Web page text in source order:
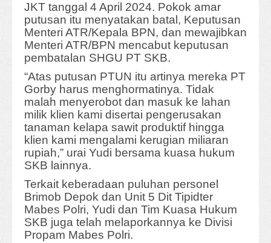
JKT tanggal 4 April 2024. Pokok amar
putusan itu menyatakan batal, Keputusan
Menteri ATR/Kepala BPN, dan mewajibkan
Menteri ATR/BPN mencabut keputusan
pembatalan SHGU PT SKB.
“Atas putusan PTUN itu artinya mereka PT
Gorby harus menghormatinya. Tidak
malah menyerobot dan masuk ke lahan
milik klien kami disertai pengerusakan
tanaman kelapa sawit produktif hingga
klien kami mengalami kerugian miliaran
rupiah,” urai Yudi bersama kuasa hukum
SKB lainnya.
Terkait keberadaan puluhan personel
Brimob Depok dan Unit 5 Dit Tipidter
Mabes Polri, Yudi dan Tim Kuasa Hukum
SKB juga telah melaporkannya ke Divisi
Propam Mabes Polri.